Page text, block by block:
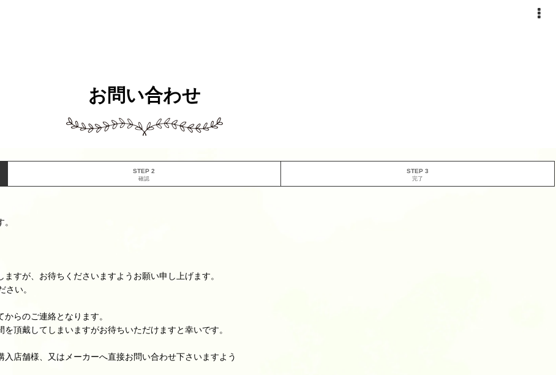
お問い合わせ
STEP 2
確認
STEP 3
完了
すが、お待ちくださいますようお願い申し上げます。
い。
らのご連絡となります。
頂戴してしまいますがお待ちいただけますと幸いです。
店舗様、又はメーカーへ直接お問い合わせ下さいますよう